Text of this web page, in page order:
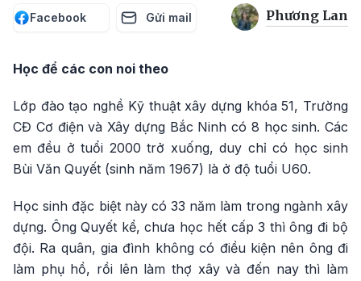
Facebook Gửi mail Phương Lan
Học để các con noi theo
Lớp đào tạo nghề Kỹ thuật xây dựng khóa 51, Trường
CĐ Cơ điện và Xây dựng Bắc Ninh có 8 học sinh. Các
em đều ở tuổi 2000 trở xuống, duy chỉ có học sinh
Bùi Văn Quyết (sinh năm 1967) là ở độ tuổi U60.
Học sinh đặc biệt này có 33 năm làm trong ngành xây
dựng. Ông Quyết kể, chưa học hết cấp 3 thì ông đi bộ
đội. Ra quân, gia đình không có điều kiện nên ông đi
làm phụ hồ, rồi lên làm thợ xây và đến nay thì làm